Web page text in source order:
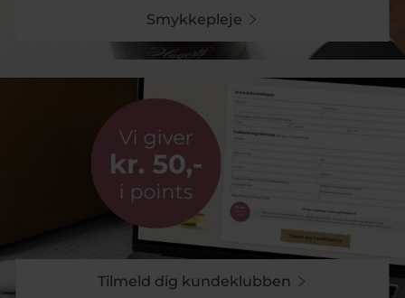
Smykkepleje
Tilmeld dig kundeklubben